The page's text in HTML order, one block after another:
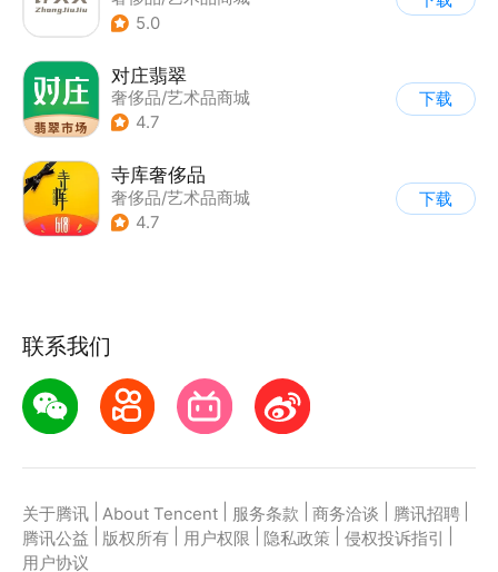
5.0
对庄翡翠
奢侈品/艺术品商城
4.7
下载
寺库奢侈品
奢侈品/艺术品商城
4.7
下载
联系我们
关于腾讯 About Tencent 服务条款 商务洽谈 腾讯招聘
腾讯公益
版权所有 用户权限 隐私政策 侵权投诉指引
用户协议